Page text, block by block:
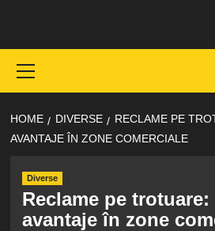
content
Menu
HOME DIVERSE
RECLAME PE
AVANTAJE ÎN ZONE COMERCIALE
Diverse
Reclame pe
avantaje în zone